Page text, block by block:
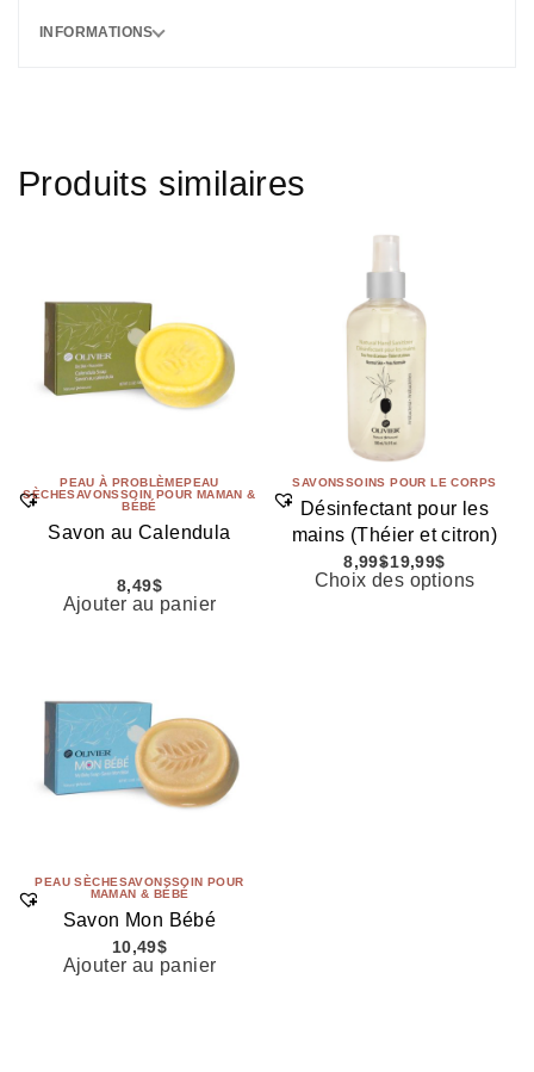
INFORMATIONS
Produits similaires
PEAU À PROBLÈMEPEAU
SÈCHESAVONSSOIN POUR MAMAN &
BÉBÉ
Savon au Calendula
8,49$
Ajouter au panier
SAVONSSOINS POUR LE CORPS
Désinfectant pour les
mains (Théier et citron)
8,99$19,99$
Choix des options
PEAU SÈCHESAVONSSOIN POUR
MAMAN & BÉBÉ
Savon Mon Bébé
10,49$
Ajouter au panier